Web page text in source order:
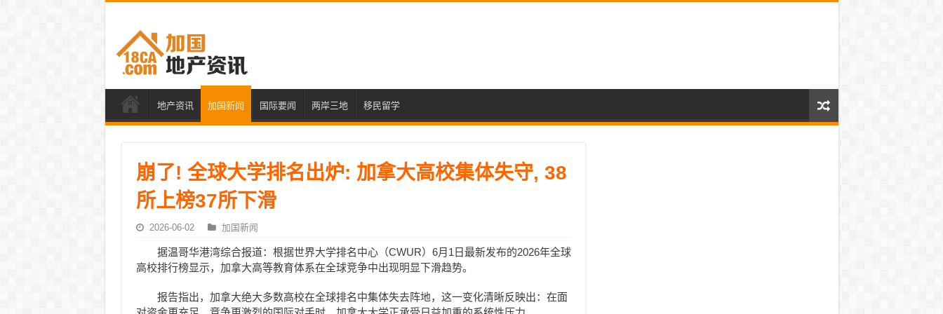
地产资讯 加国新闻 国际要闻 两岸三地 移民留学
崩了! 全球大学排名出炉: 加拿大高校集体失守, 38
所上榜37所下滑
2026-06-02 加国新闻
据温哥华港湾综合报道：根据世界大学排名中心（CWUR）6月1日最新发布的2026年全球
高校排行榜显示，加拿大高等教育体系在全球竞争中出现明显下滑趋势。
报告指出，加拿大绝大多数高校在全球排名中集体失去阵地，这一变化清晰反映出：在面